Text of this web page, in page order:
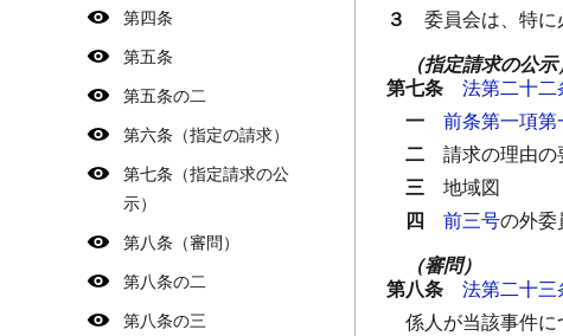
第四条
第五条
第五条の二
第六条（指定の請求）
第七条（指定請求の公
示）
第八条（審問）
第八条の二
第八条の三
３ 委員会は、特に
（指定請求の公示
第七条 法第二十
一 前条第一項
二 請求の理由の
三 地域図
四 前三号の外委
（審問）
第八条 法第二十
係人が当該事件に